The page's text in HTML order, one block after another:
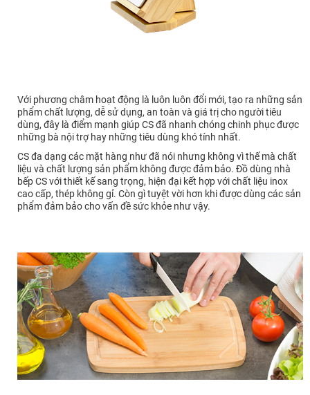
Với phương châm hoạt động là luôn luôn đổi mới, tạo ra những sản
phẩm chất lượng, dễ sử dụng, an toàn và giá trị cho người tiêu
dùng, đây là điểm mạnh giúp CS đã nhanh chóng chinh phục được
những bà nội trợ hay những tiêu dùng khó tính nhất.
CS đa dạng các mặt hàng như đã nói nhưng không vì thế mà chất
liệu và chất lượng sản phẩm không được đảm bảo. Đồ dùng nhà
bếp CS với thiết kế sang trọng, hiện đại kết hợp với chất liệu inox
cao cấp, thép không gỉ. Còn gì tuyệt vời hơn khi được dùng các sản
phẩm đảm bảo cho vấn đề sức khỏe như vậy.